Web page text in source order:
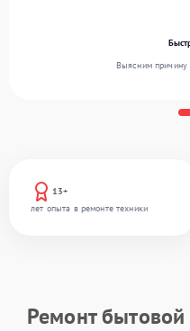
13+
лет опыта в ремонте техники
Выясним причину
Ремонт бытовой